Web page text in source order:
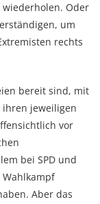
Oder
um
rechts
bereit sind, mit
ihren jeweiligen
vor
bei SPD und
Wahlkampf
Aber das